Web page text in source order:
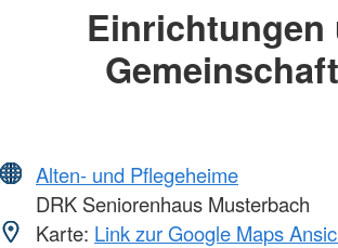
Einrichtungen
Alten- und Pflegeheime
DRK Seniorenhaus Musterbach
Karte: Link zur Google Maps